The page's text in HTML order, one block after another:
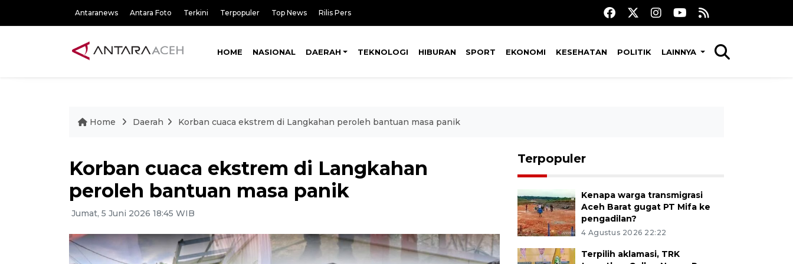
Antaranews Antara Foto Terkini Terpopuler Top News Rilis Pers
HOME NASIONAL DAERAH TEKNOLOGI HIBURAN SPORT EKONOMI KESEHATAN POLITIK LAINNYA
Home Daerah Korban cuaca ekstrem di Langkahan peroleh bantuan masa panik
Korban cuaca ekstrem di Langkahan
peroleh bantuan masa panik
Jumat, 5 Juni 2026 18:45 WIB
Terpopuler
Kenapa warga transmigrasi
Aceh Barat gugat PT Mifa ke
pengadilan?
4 Agustus 2026 22:22
Terpilih aklamasi, TRK